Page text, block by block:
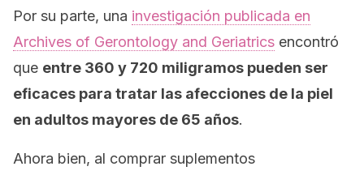
Por su parte, una investigación publicada en
Archives of Gerontology and Geriatrics encontró
que entre 360 y 720 miligramos pueden ser
eficaces para tratar las afecciones de la piel
en adultos mayores de 65 años.
Ahora bien, al comprar suplementos